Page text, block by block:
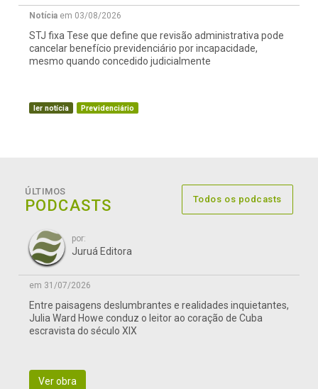
Notícia em 03/08/2026
STJ fixa Tese que define que revisão administrativa pode
cancelar benefício previdenciário por incapacidade,
mesmo quando concedido judicialmente
ler notícia Previdenciário
ÚLTIMOS
PODCASTS Todos os podcasts
por:
Juruá Editora
em 31/07/2026
Entre paisagens deslumbrantes e realidades inquietantes,
Julia Ward Howe conduz o leitor ao coração de Cuba
escravista do século XIX
Ver obra